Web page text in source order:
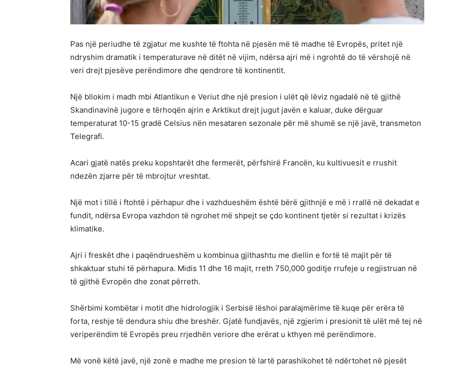
Pas një periudhe të zgjatur me kushte të ftohta në pjesën më të madhe të Evropës, pritet një
ndryshim dramatik i temperaturave në ditët në vijim, ndërsa ajri më i ngrohtë do të vërshojë në
veri drejt pjesëve perëndimore dhe qendrore të kontinentit.
Një bllokim i madh mbi Atlantikun e Veriut dhe një presion i ulët që lëviz ngadalë në të gjithë
Skandinavinë jugore e tërhoqën ajrin e Arktikut drejt jugut javën e kaluar, duke dërguar
temperaturat 10-15 gradë Celsius nën mesataren sezonale për më shumë se një javë, transmeton
Telegrafi.
Acari gjatë natës preku kopshtarët dhe fermerët, përfshirë Francën, ku kultivuesit e rrushit
ndezën zjarre për të mbrojtur vreshtat.
Një mot i tillë i ftohtë i përhapur dhe i vazhdueshëm është bërë gjithnjë e më i rrallë në dekadat e
fundit, ndërsa Evropa vazhdon të ngrohet më shpejt se çdo kontinent tjetër si rezultat i krizës
klimatike.
Ajri i freskët dhe i paqëndrueshëm u kombinua gjithashtu me diellin e fortë të majit për të
shkaktuar stuhi të përhapura. Midis 11 dhe 16 majit, rreth 750,000 goditje rrufeje u regjistruan në
të gjithë Evropën dhe zonat përreth.
Shërbimi kombëtar i motit dhe hidrologjik i Serbisë lëshoi paralajmërime të kuqe për erëra të
forta, reshje të dendura shiu dhe breshër. Gjatë fundjavës, një zgjerim i presionit të ulët më tej në
veriperëndim të Evropës preu rrjedhën veriore dhe erërat u kthyen më perëndimore.
Më vonë këtë javë, një zonë e madhe me presion të lartë parashikohet të ndërtohet në pjesët